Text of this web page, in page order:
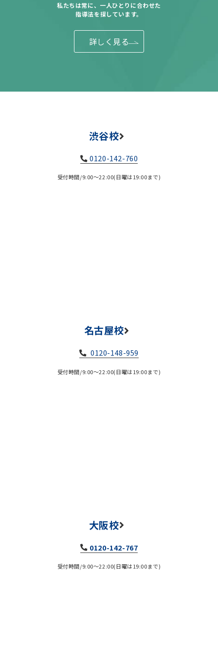
私たちは常に、一人ひとりに合わせた
指導法を探しています。
詳しく見る
渋谷校
0120-142-760
受付時間/9:00～22:00(日曜は19:00まで)
名古屋校
0120-148-959
受付時間/9:00～22:00(日曜は19:00まで)
大阪校
0120-142-767
受付時間/9:00～22:00(日曜は19:00まで)